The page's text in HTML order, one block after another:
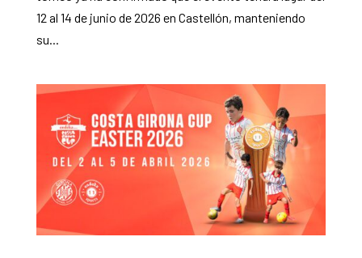
12 al 14 de junio de 2026 en Castellón, manteniendo
su...